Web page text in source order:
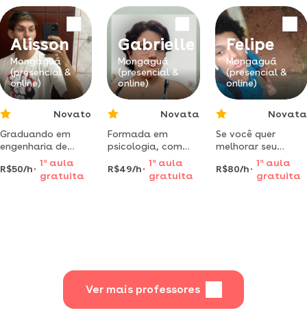
americana. aulas
focadas em
desenvolvimento
real da fluência.
didática clara!
Alisson
Mongaguá
(presencial &
online)
Novato
Graduando em
engenharia de
controle e
automação no
instituto federal
R$50/h
1 aaula
gratuita
Gabrielle
Mongaguá
(presencial &
online)
Novata
Formada em
psicologia, com
graduação em
pedagogia, possuo
comportamentais.
R$49/h
1 a aula
gratuita
Felipe
Mongaguá
(presencial &
online)
Novata
Se você quer
melhorar seu
condicionamento
físico, ganhar
massa muscular
R$80/h
1 aaula
gratuita
Ver mais professores